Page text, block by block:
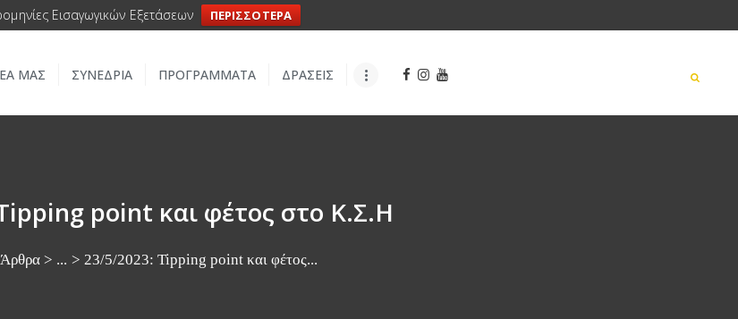
Εισαγωγικών Εξετάσεων ΠΕΡΙΣΣΟΤΕΡΑ
ΜΑΣ ΣΥΝΕΔΡΙΑ ΠΡΟΓΡΑΜΜΑΤΑ ΔΡΑΣΕΙΣ
point και φέτος στο Κ.Σ.Η
Άρθρα ... 23/5/2023: Tipping point και φέτος...
ΝΕΑ ΜΑΣ